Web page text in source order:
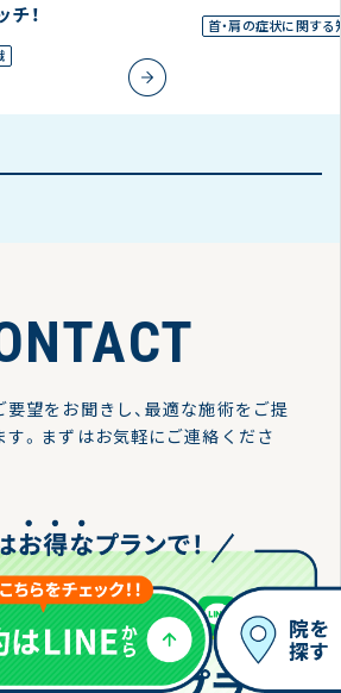
！
首・肩の症状に関する
望をお聞きし、最適な施術をご提
。 まずはお気軽にご連絡くださ